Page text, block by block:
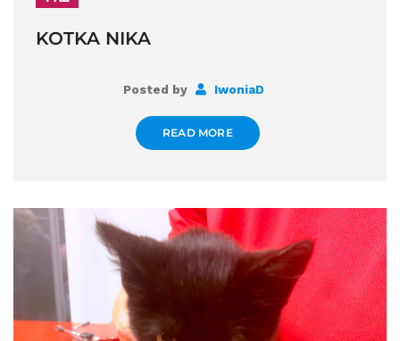
KOTKA NIKA
Posted by IwoniaD
READ MORE